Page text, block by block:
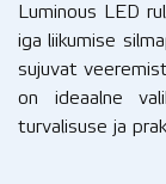
Luminous LED
iga liikumise
sujuvat
on ideaalne
turvalisuse ja